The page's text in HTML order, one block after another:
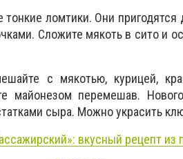
ломтики. Они
Сложите мякоть в сито и
с мякотью, курицей,
майонезом перемешав.
сыра. Можно украсить
вкусный рецепт из